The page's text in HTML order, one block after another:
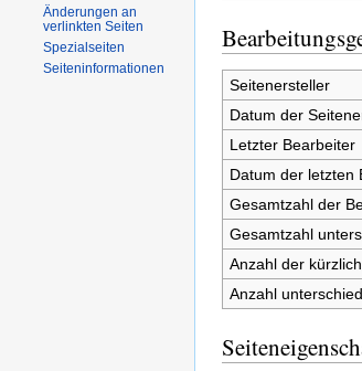
Seitenersteller
Datum der
Letzter Bearbeiter
Datum der letzten
Gesamtzahl der
Gesamtzahl
Anzahl der
Anzahl
Änderungen an
verlinkten Seiten
Spezialseiten
Seiten­informationen